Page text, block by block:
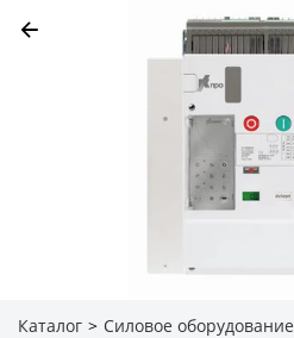
Каталог > Силовое оборудование